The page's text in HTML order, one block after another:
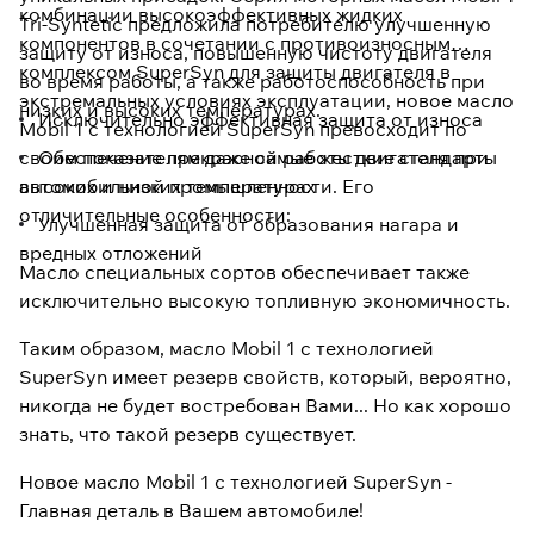
Tri-Syntetic предложила потребителю улучшенную
защиту от износа, повышенную чистоту двигателя
во время работы, а также работоспособность при
низких и высоких температурах.
комбинации высокоэффективных жидких
компонентов в сочетании с противоизносным
комплексом SuperSyn для защиты двигателя в
экстремальных условиях эксплуатации, новое масло
Mobil 1 с технологией SuperSyn превосходит по
своим показателям даже самые жесткие стандарты
автомобильной промышленности. Его
отличительные особенности:
Исключительно эффективная защита от износа
Обеспечение прекрасной работы двигателя при
высоких и низких температурах
Улучшенная защита от образования нагара и
вредных отложений
Масло специальных сортов обеспечивает также
исключительно высокую топливную экономичность.
Таким образом, масло Mobil 1 с технологией
SuperSyn имеет резерв свойств, который, вероятно,
никогда не будет востребован Вами... Но как хорошо
знать, что такой резерв существует.
Новое масло Mobil 1 с технологией SuperSyn -
Главная деталь в Вашем автомобиле!